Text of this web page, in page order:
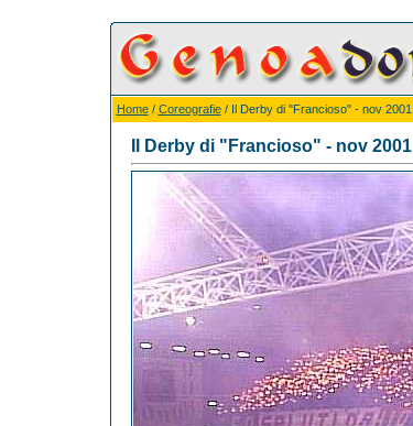
Home/ Coreografie/ Il Derby di "Francioso" - nov 2001
Il Derby di "Francioso" - nov 2001